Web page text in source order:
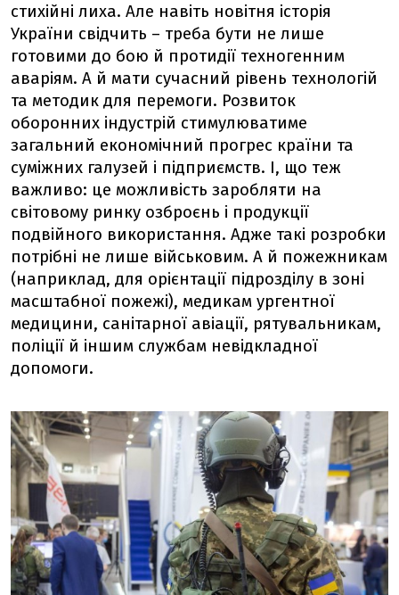
стихійні лиха. Але навіть новітня історія
України свідчить – треба бути не лише
готовими до бою й протидії техногенним
аваріям. А й мати сучасний рівень технологій
та методик для перемоги. Розвиток
оборонних індустрій стимулюватиме
загальний економічний прогрес країни та
суміжних галузей і підприємств. І, що теж
важливо: це можливість заробляти на
світовому ринку озброєнь і продукції
подвійного використання. Адже такі розробки
потрібні не лише військовим. А й пожежникам
(наприклад, для орієнтації підрозділу в зоні
масштабної пожежі), медикам ургентної
медицини, санітарної авіації, рятувальникам,
поліції й іншим службам невідкладної
допомоги.